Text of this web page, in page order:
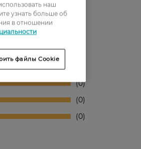
0
0
0
наш
узнать больше об
в отношении
файлы Cookie